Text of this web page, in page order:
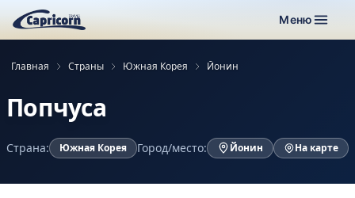
Меню
Главная Страны Южная Корея Йонин
Попчуса
Страна: Южная Корея Город/место: Йонин На карте